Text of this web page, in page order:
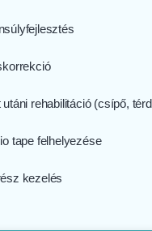
utáni rehabilitáció (csípő,
tape felhelyezése
kezelés